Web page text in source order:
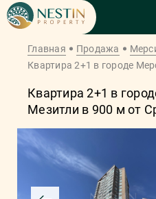
Главная Продажа
Квартира 2+1 в городе
Квартира 2+1 в
Мезитли в 900 м от